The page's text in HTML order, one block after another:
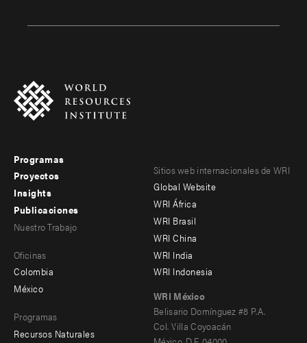
Footer
menu
-
Programas
Proyectos
Insights
Publicaciones
menu
-
Nuestro Trabajo
Oficinas
Colombia
México
Programas
Recursos Naturales
Footer
menu
-
Offices
Sitios web internacionales de WRI
Global Website
WRI África
WRI Brasil
WRI China
WRI India
WRI Indonesia
WRI México
Belisario Domínguez #8 P.A.
Col. Villa Coyoacán